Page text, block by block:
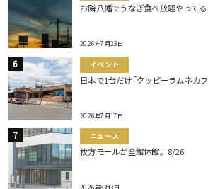
お隣八幡でうなぎ食べ放題やってる
2026年7月23日
イベント
日本で1台だけ｢クッピーラムネカ
2026年7月17日
ニュース
枚方モールが全館休館。8/26